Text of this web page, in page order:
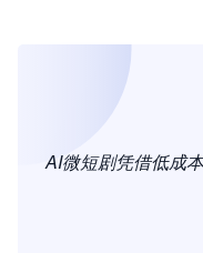
AI微短剧凭借低成